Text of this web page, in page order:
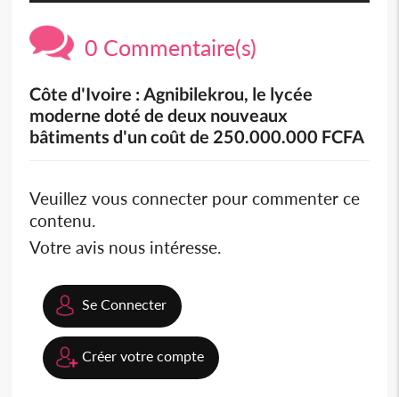
0 Commentaire(s)
Côte d'Ivoire : Agnibilekrou, le lycée
moderne doté de deux nouveaux
bâtiments d'un coût de 250.000.000 FCFA
Veuillez vous connecter pour commenter ce
contenu.
Votre avis nous intéresse.
Se Connecter
Créer votre compte